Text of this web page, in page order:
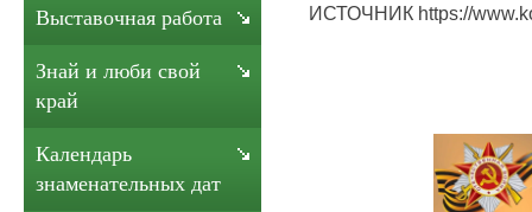
ИСТОЧНИК https://
Выставочная работа
Знай и люби свой
край
Календарь
знаменательных дат